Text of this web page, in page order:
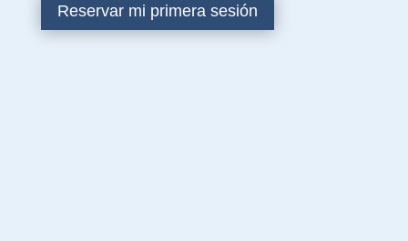
Reservar mi primera sesión